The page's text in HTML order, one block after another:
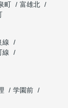
町
富雄北
線
線
学園前